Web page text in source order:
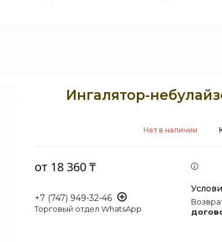
Ингалятор-
Нет в наличии
от 18 360 ₸
+7 (747) 949-32-46
Торговый отдел WhatsApp